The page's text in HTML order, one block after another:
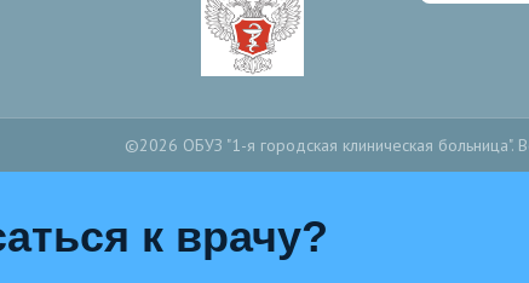
©2026 ОБУЗ "1-я городская клиническая больница".
к врачу?